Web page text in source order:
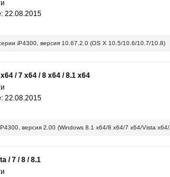
22.08.2015
iP4300, версия 10.67.2.0 (OS X 10.5/10.6/10.7/10.8)
/ 7 x64 / 8 x64 / 8.1 x64
22.08.2015
версия 2.00 (Windows 8.1 x64/8 x64/7 x64/Vista
/ 7 / 8 / 8.1